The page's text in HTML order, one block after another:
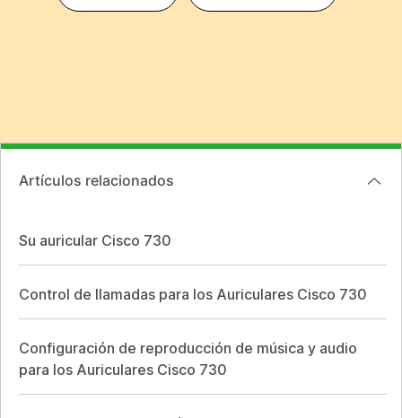
Artículos relacionados
Su auricular Cisco 730
Control de llamadas para los Auriculares Cisco 730
Configuración de reproducción de música y audio
para los Auriculares Cisco 730